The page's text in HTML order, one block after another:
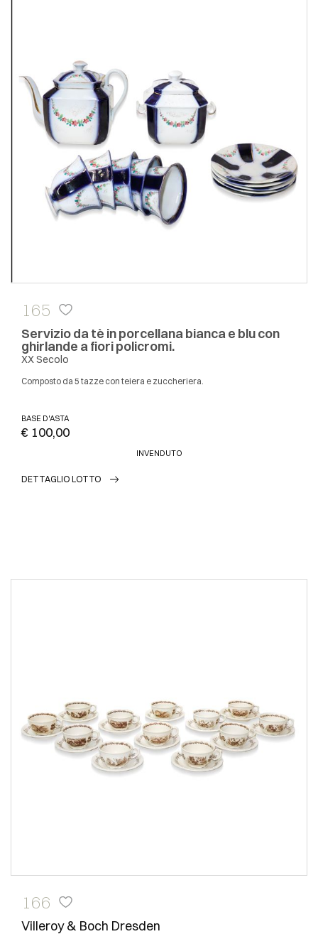
165
Servizio da tè in porcellana bianca e blu con
ghirlande a fiori policromi.
XX Secolo
Composto da 5 tazze con teiera e zuccheriera.
BASE D'ASTA
€ 100,00
INVENDUTO
DETTAGLIO LOTTO
166
Villeroy & Boch Dresden